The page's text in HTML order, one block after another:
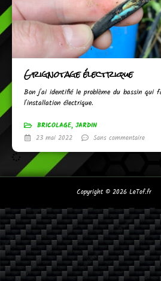
Grignotage électrique
Bon j'ai identifié le problème du bassin qui
l'installation électrique.
BRICOLAGE, JARDIN
23 mai 2022
Sans commentaire
Copyright © 2026 LeTof.fr